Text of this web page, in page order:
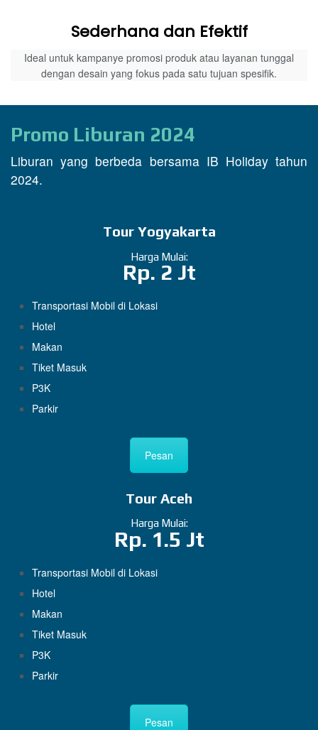
Sederhana dan Efektif
Ideal untuk kampanye promosi produk atau layanan tunggal
dengan desain yang fokus pada satu tujuan spesifik.
Promo Liburan 2024
Liburan yang berbeda bersama IB Holiday tahun
2024.
Tour Yogyakarta
Harga Mulai:
Rp. 2 Jt
Transportasi Mobil di Lokasi
Hotel
Makan
Tiket Masuk
P3K
Parkir
Pesan
Tour Aceh
Harga Mulai:
Rp. 1.5 Jt
Transportasi Mobil di Lokasi
Hotel
Makan
Tiket Masuk
P3K
Parkir
Pesan